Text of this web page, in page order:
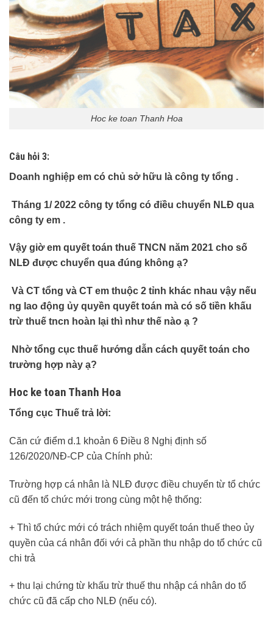
Hoc ke toan Thanh Hoa
Câu hỏi 3:
Doanh nghiệp em có chủ sở hữu là công ty tổng .
Tháng 1/ 2022 công ty tổng có điều chuyển NLĐ qua
công ty em .
Vậy giờ em quyết toán thuế TNCN năm 2021 cho số
NLĐ được chuyển qua đúng không ạ?
Và CT tổng và CT em thuộc 2 tỉnh khác nhau vậy nếu
ng lao động ủy quyền quyết toán mà có số tiền khấu
trừ thuế tncn hoàn lại thì như thế nào ạ ?
Nhờ tổng cục thuế hướng dẫn cách quyết toán cho
trường hợp này ạ?
Hoc ke toan Thanh Hoa
Tổng cục Thuế trả lời:
Căn cứ điểm d.1 khoản 6 Điều 8 Nghị định số
126/2020/NĐ-CP của Chính phủ:
Trường hợp cá nhân là NLĐ được điều chuyển từ tổ chức
cũ đến tổ chức mới trong cùng một hệ thống:
+ Thì tổ chức mới có trách nhiệm quyết toán thuế theo ủy
quyền của cá nhân đối với cả phần thu nhập do tổ chức cũ
chi trả
+ thu lại chứng từ khấu trừ thuế thu nhập cá nhân do tổ
chức cũ đã cấp cho NLĐ (nếu có).